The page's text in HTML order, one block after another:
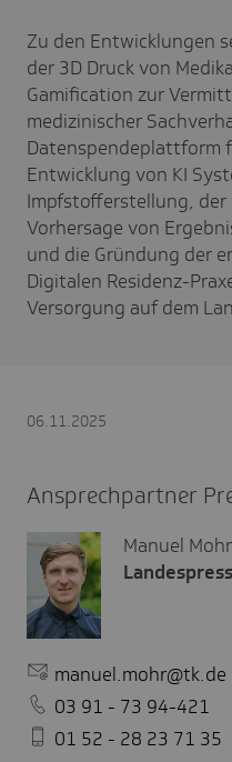
Zu den Entwicklungen
der 3D Druck von
Gamification zur
medizinischer
Datenspendeplattform
Entwicklung von KI
Impfstofferstellung, der
Vorhersage von
und die Gründung der
Digitalen Residenz-
Versorgung auf dem
06.11.2025
Ansprechpartner
Manuel Mohr
manuel.mohr@tk.de
03 91 - 73 94-421
01 52 - 28 23 71 35